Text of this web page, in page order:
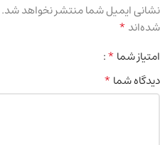
نشانی ایمیل شما منتشر نخواهد شد.
شده‌اند*
امتیاز شما*
دیدگاه شما*